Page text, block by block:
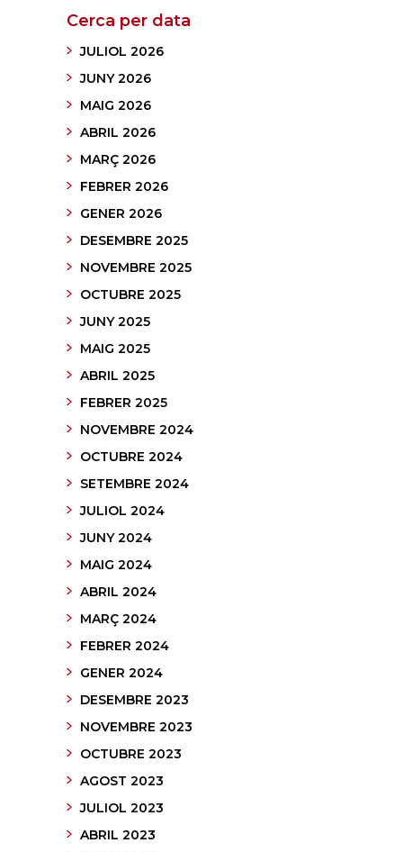
Cerca per data
JULIOL 2026
JUNY 2026
MAIG 2026
ABRIL 2026
MARÇ 2026
FEBRER 2026
GENER 2026
DESEMBRE 2025
NOVEMBRE 2025
OCTUBRE 2025
JUNY 2025
MAIG 2025
ABRIL 2025
FEBRER 2025
NOVEMBRE 2024
OCTUBRE 2024
SETEMBRE 2024
JULIOL 2024
JUNY 2024
MAIG 2024
ABRIL 2024
MARÇ 2024
FEBRER 2024
GENER 2024
DESEMBRE 2023
NOVEMBRE 2023
OCTUBRE 2023
AGOST 2023
JULIOL 2023
ABRIL 2023